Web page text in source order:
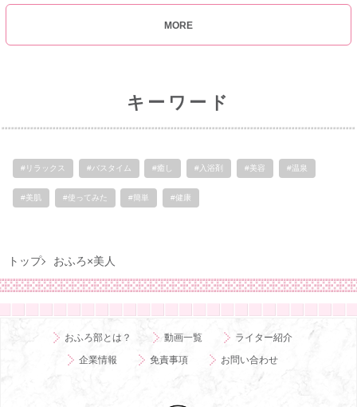
MORE
キーワード
#リラックス #バスタイム #癒し #入浴剤 #美容 #温泉
#美肌 #使ってみた #簡単 #健康
トップ おふろ×美人
おふろ部とは？ 動画一覧
ライター紹介
企業情報
免責事項 お問い合わせ